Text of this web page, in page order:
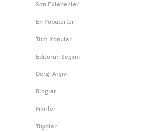
Son Eklenenler
En Popülerler
Tüm Konular
Editörün Seçimi
Dergi Arşivi
Bloglar
Fikirler
Tüyolar